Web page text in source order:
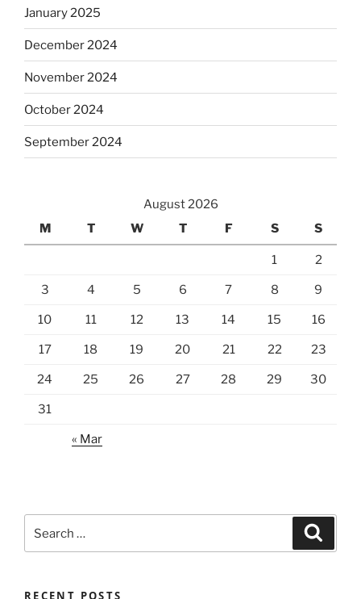
January 2025
December 2024
November 2024
October 2024
September 2024
August 2026
M
T W T F S S
1 2
3 4 5 6 7 8 9
10 11 12 13 14 15 16
17 18 19 20 21 22 23
24 25 26 27 28 29 30
31
« Mar
for:
RECENT POSTS